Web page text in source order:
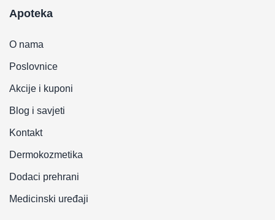
Apoteka
O nama
Poslovnice
Akcije i kuponi
Blog i savjeti
Kontakt
Dermokozmetika
Dodaci prehrani
Medicinski uređaji